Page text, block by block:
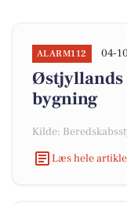
ALARM112 04-
bygning
Kilde:
Læs hele